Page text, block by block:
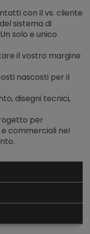
con il vs. cliente
sistema di
solo e unico
il vostro margine
nascosti per il
disegni tecnici,
per
commerciali nel